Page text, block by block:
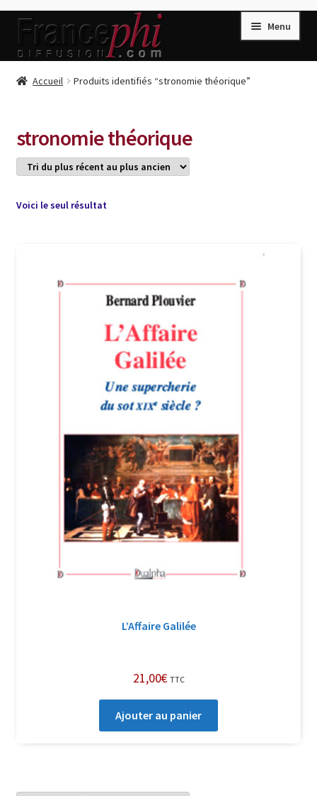
Aller
la
Aller
contenu
Menu
Accueil
Conditions de Vente
Connection
Livres de Peter Randa
Livres de Philippe Randa
Login Customizer
Politique de confidentialité et cookies
Qui sommes-nous ?
Soutien à Philippe Randa
Suivi de la Commande
Accueil Produits identifiés “stronomie théorique”
stronomie théorique
Voici le seul résultat
L’Affaire Galilée
21,00€ TTC
Ajouter au panier